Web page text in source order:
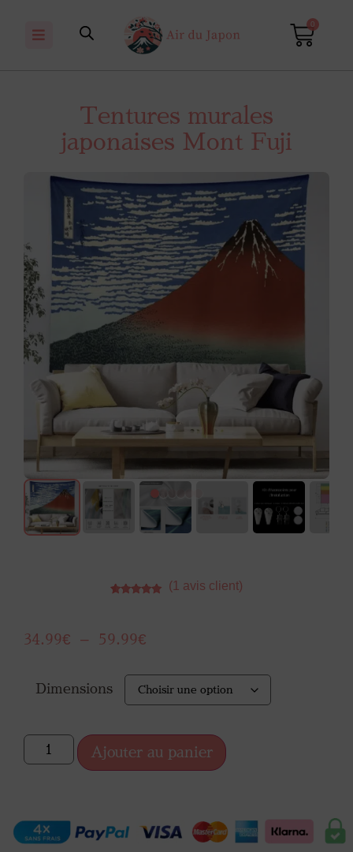
0
Tentures murales
japonaises Mont Fuji
notation
client
(1 avis client)
34.99€ – 59.99€
Dimensions
Ajouter au panier